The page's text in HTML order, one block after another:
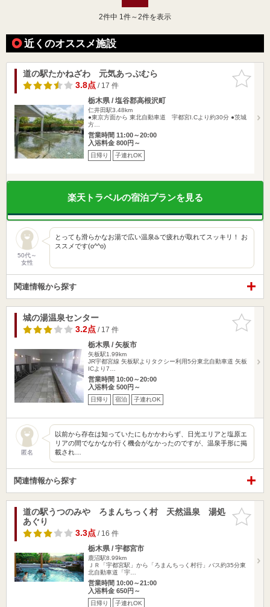
2件中 1件～2件を表示
近くのオススメ施設
お気に入
りに追加
道の駅たかねざわ 元気あっぷむら
3.8点/ 17 件
栃木県 / 塩谷郡高根沢町
仁井田駅3.48km
●東京方面から 東北自動車道 宇都宮I.Cより約30分 ●茨城
方…
営業時間 11:00～20:00
入浴料金 800円～
日帰り 子連れOK
楽天トラベルの宿泊プランを見る
50代～
女性
とっても滑らかなお湯で広い温泉♨️で疲れが取れてスッキリ！ お
ススメです(o^^o)
関連情報から探す
お気に入
りに追加
城の湯温泉センター
3.2点/ 17 件
栃木県 / 矢板市
矢板駅1.99km
JR宇都宮線 矢板駅よりタクシー利用5分東北自動車道 矢板
ICより7…
営業時間 10:00～20:00
入浴料金 500円～
日帰り 宿泊 子連れOK
匿名
以前から存在は知っていたにもかかわらず、日光エリアと塩原エ
リアの間でなかなか行く機会がなかったのですが、温泉手形に掲
載され…
関連情報から探す
お気に入
りに追加
道の駅うつのみや ろまんちっく村 天然温泉 湯処
あぐり
3.3点/ 16 件
栃木県 / 宇都宮市
鹿沼駅8.99km
ＪＲ「宇都宮駅」から「ろまんちっく村行」バス約35分東
北自動車道「宇…
営業時間 10:00～21:00
入浴料金 650円～
日帰り 子連れOK